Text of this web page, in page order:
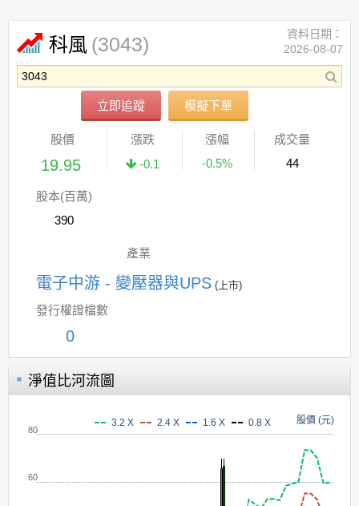
科風 (3043)
立即追蹤 模擬下單
資料日期：
2026-08-07
股價
19.95
漲跌
-0.1
漲幅
-0.5%
成交量
44
股本(百萬)
390
產業
電子中游 - 變壓器與UPS (上市)
發行權證檔數
0
淨值比河流圖
股價 (元)
3.2 X 2.4 X 1.6 X 0.8 X
60
80